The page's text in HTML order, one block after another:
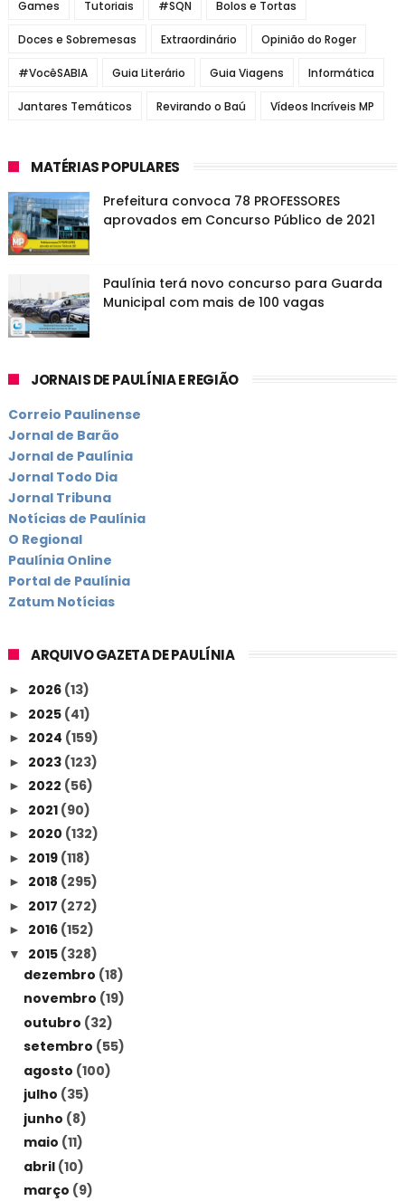
Games Tutoriais #SQN Bolos e Tortas
Doces e Sobremesas Extraordinário Opinião do Roger
#VocêSABIA Guia Literário Guia Viagens Informática
Jantares Temáticos Revirando o Baú Vídeos Incríveis MP
MATÉRIAS POPULARES
Prefeitura convoca 78 PROFESSORES
aprovados em Concurso Público de 2021
Paulínia terá novo concurso para Guarda
Municipal com mais de 100 vagas
JORNAIS DE PAULÍNIA E REGIÃO
Correio Paulinense
Jornal de Barão
Jornal de Paulínia
Jornal Todo Dia
Jornal Tribuna
Notícias de Paulínia
O Regional
Paulínia Online
Portal de Paulínia
Zatum Notícias
ARQUIVO GAZETA DE PAULÍNIA
► 2026 (13)
► 2025 (41)
► 2024 (159)
► 2023 (123)
► 2022 (56)
► 2021 (90)
► 2020 (132)
► 2019 (118)
► 2018 (295)
► 2017 (272)
► 2016 (152)
▼ 2015 (328)
dezembro (18)
novembro (19)
outubro (32)
setembro (55)
agosto (100)
julho (35)
junho (8)
maio (11)
abril (10)
março (9)